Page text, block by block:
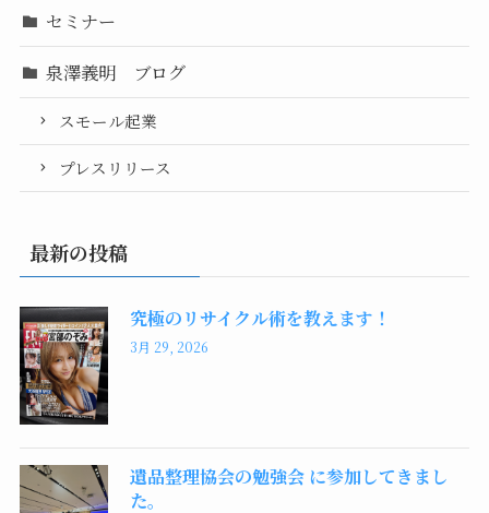
セミナー
泉澤義明 ブログ
スモール起業
プレスリリース
最新の投稿
究極のリサイクル術を教えます！
3月 29, 2026
遺品整理協会の勉強会 に参加してきまし
た。